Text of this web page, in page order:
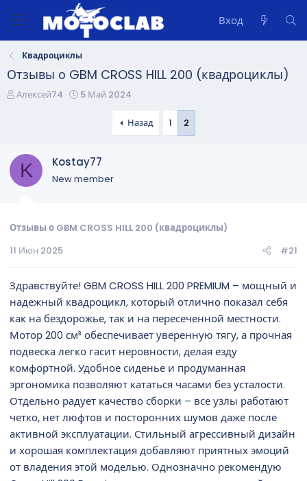
Вход
Квадроциклы
Отзывы о GBM CROSS HILL 200 (квадроциклы)
А
м
Алексей74
Д
а
ч
5 Май 2024
Назад 1 2
K Kostay77
New member
Отзывы о GBM CROSS HILL 200 (квадроциклы)
11 Июн 2025
#21
Здравствуйте! GBM CROSS HILL 200 PREMIUM – мощный и
надежный квадроцикл, который отлично показал себя
как на бездорожье, так и на пересеченной местности.
Мотор 200 см³ обеспечивает уверенную тягу, а прочная
подвеска легко гасит неровности, делая езду
комфортной. Удобное сиденье и продуманная
эргономика позволяют кататься часами без усталости.
Отдельно радует качество сборки – все узлы работают
четко, нет люфтов и посторонних шумов даже после
активной эксплуатации. Стильный агрессивный дизайн
и хорошая комплектация добавляют приятных эмоций
от владения этой моделью. Однозначно рекомендую